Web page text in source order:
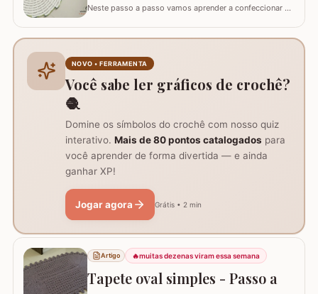
Neste passo a passo vamos aprender a confeccionar o
multicolor para contorno, flores e folhas. Se for utilizar
como trilho de mesa aconselho um fio…
NOVO • FERRAMENTA
Você sabe ler gráficos de crochê?
🧶
Domine os símbolos do crochê com nosso quiz
interativo. Mais de 80 pontos catalogados para
você aprender de forma divertida — e ainda
ganhar XP!
Jogar agora Grátis • 2 min
Artigo 🔥muitas dezenas viram essa semana
Tapete oval simples - Passo a